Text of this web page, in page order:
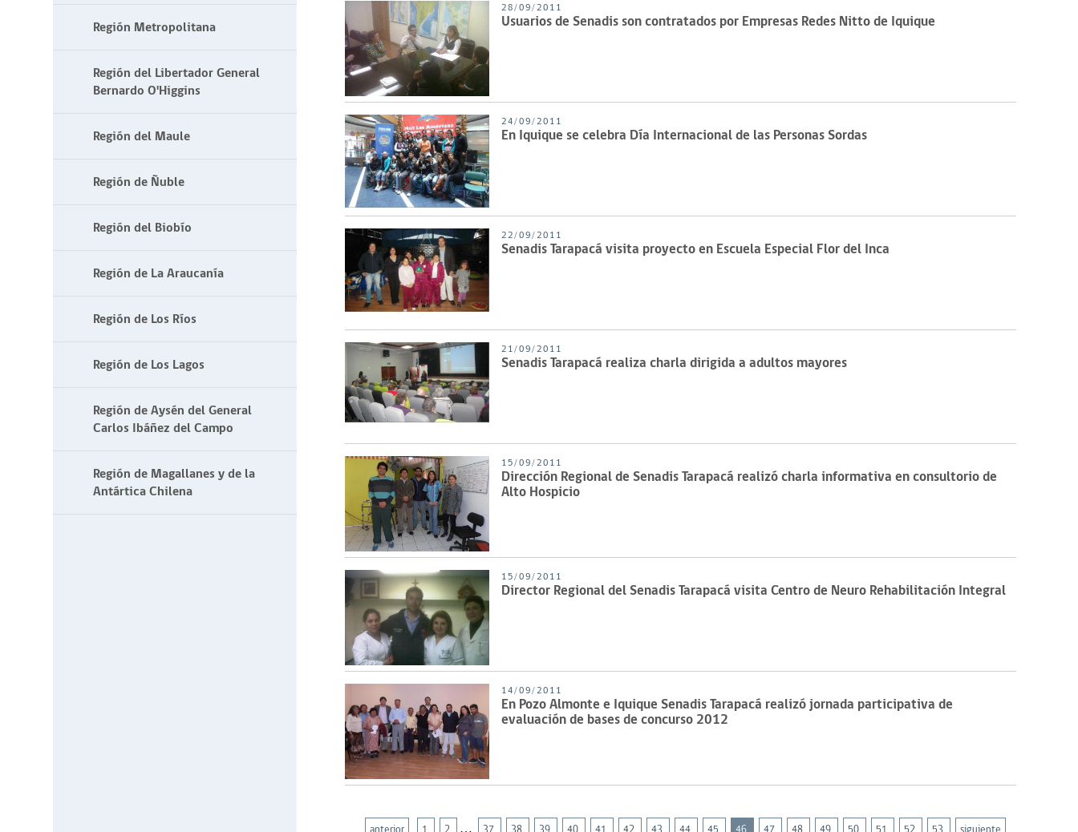
Región Metropolitana
Región del Libertador General
Bernardo O'Higgins
Región del Maule
Región de Ñuble
Región del Biobío
Región de La Araucanía
Región de Los Ríos
Región de Los Lagos
Región de Aysén del General
Carlos Ibáñez del Campo
Región de Magallanes y de la
Antártica Chilena
28/09/2011
Usuarios de Senadis son contratados por Empresas Redes Nitto de Iquique
24/09/2011
En Iquique se celebra Día Internacional de las Personas Sordas
22/09/2011
Senadis Tarapacá visita proyecto en Escuela Especial Flor del Inca
21/09/2011
Senadis Tarapacá realiza charla dirigida a adultos mayores
15/09/2011
Dirección Regional de Senadis Tarapacá realizó charla informativa en consultorio de
Alto Hospicio
15/09/2011
Director Regional del Senadis Tarapacá visita Centro de Neuro Rehabilitación Integral
14/09/2011
En Pozo Almonte e Iquique Senadis Tarapacá realizó jornada participativa de
evaluación de bases de concurso 2012
…